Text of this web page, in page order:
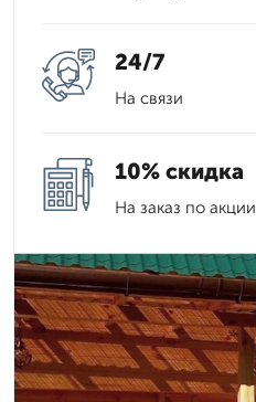
24/7
На связи
10% скидка
На заказ по акции